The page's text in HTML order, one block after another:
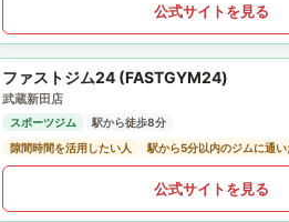
公式サイトを見る
ファストジム24 (FASTGYM24)
武蔵新田店
スポーツジム
駅から徒歩8分
隙間時間を活用したい人
駅から5分以内のジムに通い
公式サイトを見る